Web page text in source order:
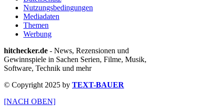
Nutzungsbedingungen
Mediadaten
Themen
Werbung
hitchecker.de - News, Rezensionen und
Gewinnspiele in Sachen Serien, Filme, Musik,
Software, Technik und mehr
© Copyright 2025 by TEXT-BAUER
[NACH OBEN]